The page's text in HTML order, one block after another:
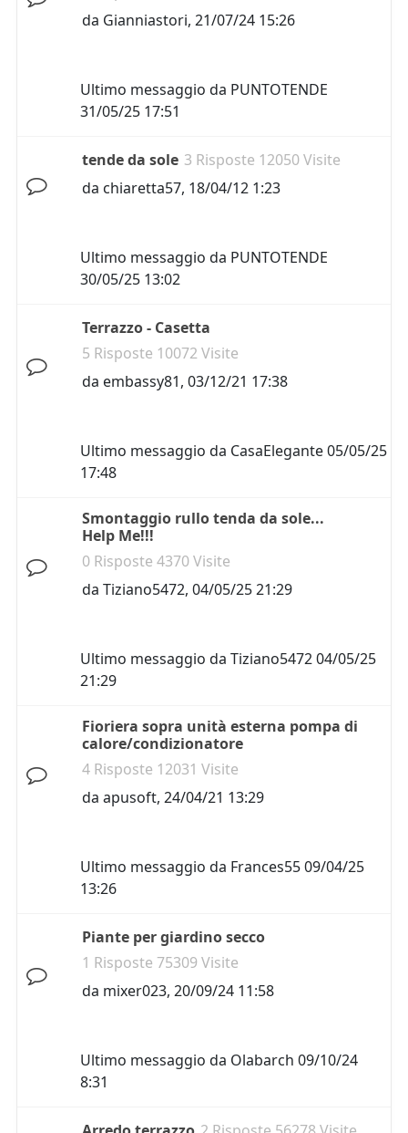
da Gianniastori, 21/07/24 15:26
Ultimo messaggio da PUNTOTENDE
31/05/25 17:51
tende da sole 3 Risposte 12050 Visite
da chiaretta57, 18/04/12 1:23
Ultimo messaggio da PUNTOTENDE
30/05/25 13:02
Terrazzo - Casetta
5 Risposte 10072 Visite
da embassy81, 03/12/21 17:38
Ultimo messaggio da CasaElegante05/05/25
17:48
Smontaggio rullo tenda da sole...
Help Me!!!
0 Risposte 4370 Visite
da Tiziano5472, 04/05/25 21:29
Ultimo messaggio da Tiziano547204/05/25
21:29
Fioriera sopra unità esterna pompa di
calore/condizionatore
4 Risposte 12031 Visite
da apusoft, 24/04/21 13:29
Ultimo messaggio da Frances5509/04/25
13:26
Piante per giardino secco
1 Risposte 75309 Visite
da mixer023, 20/09/24 11:58
Ultimo messaggio da Olabarch 09/10/24
8:31